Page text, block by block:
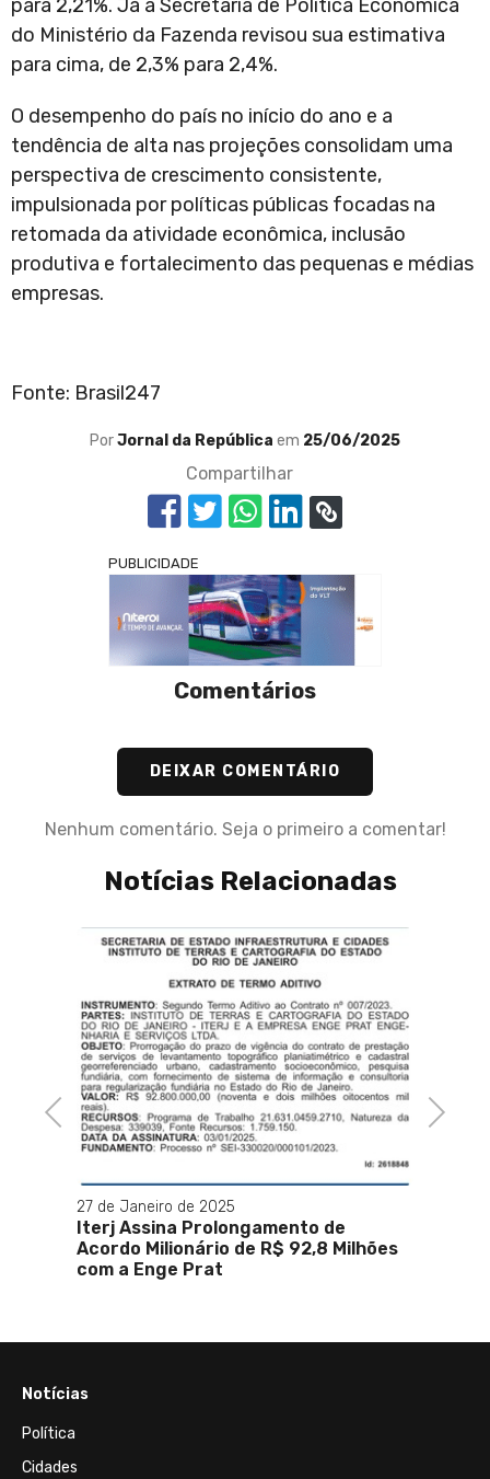
para 2,21%. Já a Secretaria de Política Econômica
do Ministério da Fazenda revisou sua estimativa
para cima, de 2,3% para 2,4%.
O desempenho do país no início do ano e a
tendência de alta nas projeções consolidam uma
perspectiva de crescimento consistente,
impulsionada por políticas públicas focadas na
retomada da atividade econômica, inclusão
produtiva e fortalecimento das pequenas e médias
empresas.
Fonte: Brasil247
PorJornal da República em 25/06/2025
Compartilhar
PUBLICIDADE
Comentários
DEIXAR COMENTÁRIO
Nenhum comentário. Seja o primeiro a comentar!
Notícias Relacionadas
Previous
27 de Janeiro de 2025
Iterj Assina Prolongamento de
Acordo Milionário de R$ 92,8 Milhões
com a Enge Prat
Next
Notícias
Política
Cidades